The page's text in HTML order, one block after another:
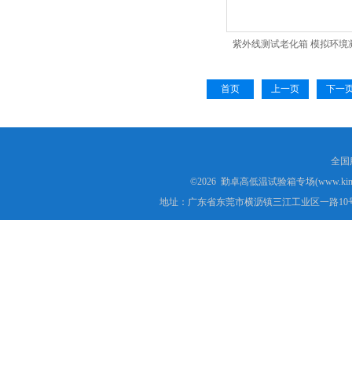
紫外线测试老化箱 模拟环境
首页 上一页 下一
全国
©2026 勤卓高低温试验箱专场
地址：广东省东莞市横沥镇三江工业区一路10